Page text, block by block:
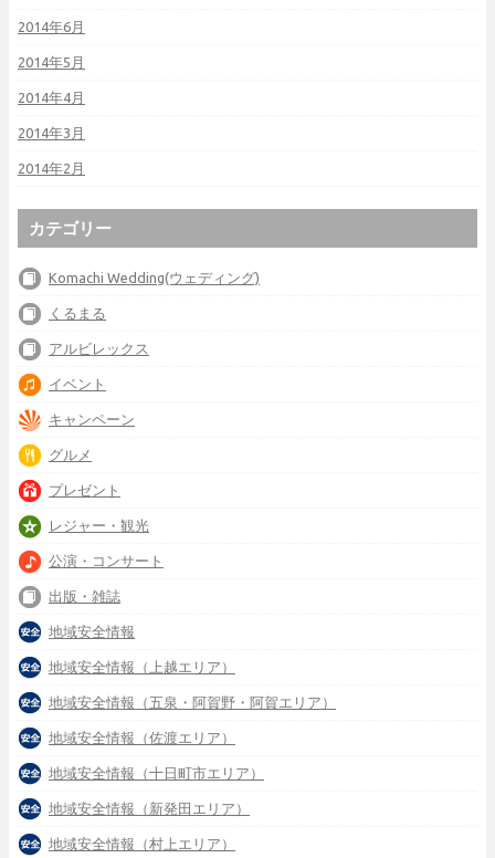
2014年6月
2014年5月
2014年4月
2014年3月
2014年2月
カテゴリー
Komachi Wedding(ウェディング)
くるまる
アルビレックス
イベント
キャンペーン
グルメ
プレゼント
レジャー・観光
公演・コンサート
出版・雑誌
地域安全情報
地域安全情報（上越エリア）
地域安全情報（五泉・阿賀野・阿賀エリア）
地域安全情報（佐渡エリア）
地域安全情報（十日町市エリア）
地域安全情報（新発田エリア）
地域安全情報（村上エリア）